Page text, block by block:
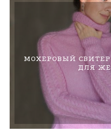
МОХЕРОВЫЙ
ДЛЯ